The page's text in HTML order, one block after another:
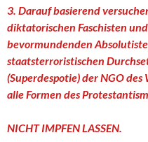
3. Darauf basierend
diktatorischen Faschisten
bevormundenden
staatsterroristischen
(Superdespotie) der NGO des
alle Formen des
NICHT IMPFEN LASSEN.